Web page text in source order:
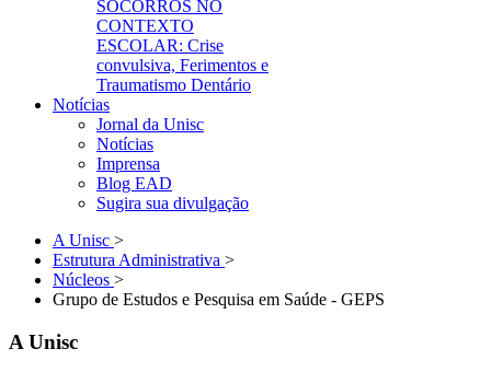
SOCORROS NO
CONTEXTO
ESCOLAR: Crise
convulsiva, Ferimentos e
Traumatismo Dentário
Notícias
Jornal da Unisc
Notícias
Imprensa
Blog EAD
Sugira sua divulgação
A Unisc >
Estrutura Administrativa >
Núcleos >
Grupo de Estudos e Pesquisa em Saúde - GEPS
A Unisc